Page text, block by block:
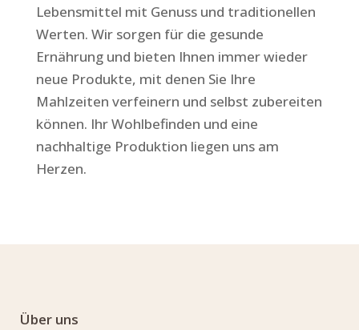
Lebensmittel mit Genuss und traditionellen
Werten. Wir sorgen für die gesunde
Ernährung und bieten Ihnen immer wieder
neue Produkte, mit denen Sie Ihre
Mahlzeiten verfeinern und selbst zubereiten
können. Ihr Wohlbefinden und eine
nachhaltige Produktion liegen uns am
Herzen.
Über uns